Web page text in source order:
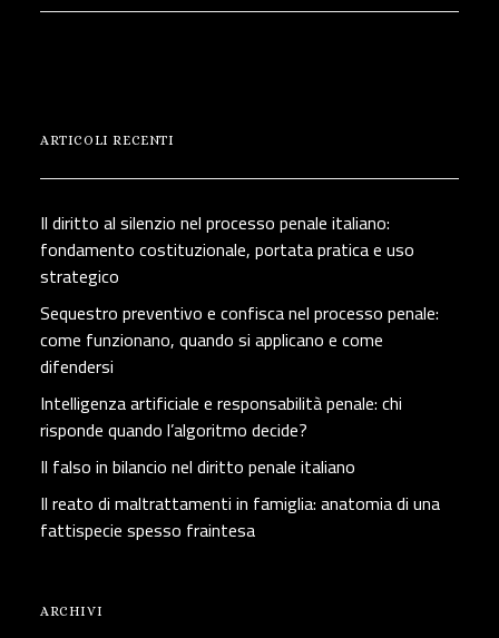
ARTICOLI RECENTI
Il diritto al silenzio nel processo penale italiano:
fondamento costituzionale, portata pratica e uso
strategico
Sequestro preventivo e confisca nel processo penale:
come funzionano, quando si applicano e come
difendersi
Intelligenza artificiale e responsabilità penale: chi
risponde quando l’algoritmo decide?
Il falso in bilancio nel diritto penale italiano
Il reato di maltrattamenti in famiglia: anatomia di una
fattispecie spesso fraintesa
ARCHIVI